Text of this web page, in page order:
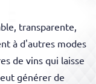
transparente,
à d'autres modes
de vins qui laisse
générer de